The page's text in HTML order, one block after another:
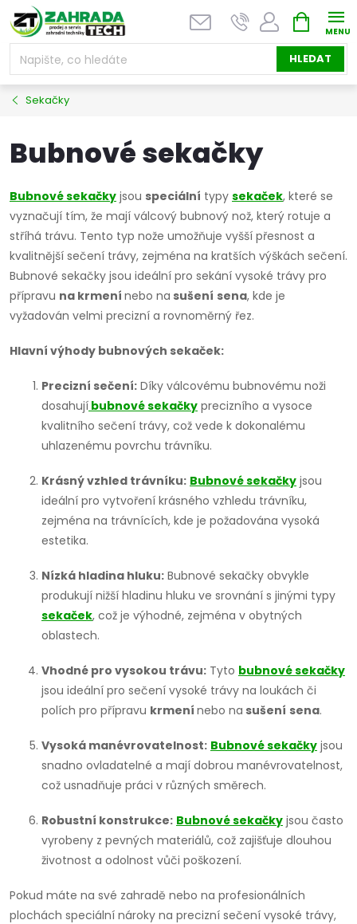
Přejít
na
obsah
HLEDAT
NÁKUPNÍ
KOŠÍK
Sekačky
Bubnové sekačky
Bubnové sekačky jsou speciální typy sekaček, které se
vyznačují tím, že mají válcový bubnový nož, který rotuje a
stříhá trávu. Tento typ nože umožňuje vyšší přesnost a
kvalitnější sečení trávy, zejména na kratších výškách sečení.
Bubnové sekačky jsou ideální pro sekání vysoké trávy pro
přípravu na krmení nebo na sušení sena, kde je
vyžadován velmi precizní a rovnoměrný řez.
Hlavní výhody bubnových sekaček:
Precizní sečení: Díky válcovému bubnovému noži
dosahují bubnové sekačky precizního a vysoce
kvalitního sečení trávy, což vede k dokonalému
uhlazenému povrchu trávníku.
Krásný vzhled trávníku: Bubnové sekačky jsou
ideální pro vytvoření krásného vzhledu trávníku,
zejména na trávnících, kde je požadována vysoká
estetika.
Nízká hladina hluku: Bubnové sekačky obvykle
produkují nižší hladinu hluku ve srovnání s jinými typy
sekaček, což je výhodné, zejména v obytných
oblastech.
Vhodné pro vysokou trávu: Tyto bubnové sekačky
jsou ideální pro sečení vysoké trávy na loukách či
polích pro přípravu krmení nebo na sušení sena.
Vysoká manévrovatelnost: Bubnové sekačky jsou
snadno ovladatelné a mají dobrou manévrovatelnost,
což usnadňuje práci v různých směrech.
Robustní konstrukce: Bubnové sekačky jsou často
vyrobeny z pevných materiálů, což zajišťuje dlouhou
životnost a odolnost vůči poškození.
Pokud máte na své zahradě nebo na profesionálních
plochách speciální nároky na precizní sečení vysoké trávy,